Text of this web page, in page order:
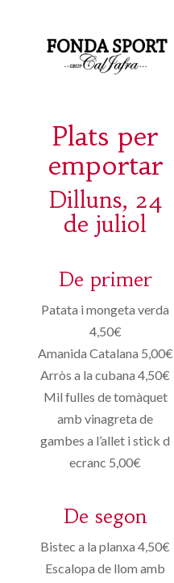
Plats per
emportar
Dilluns, 24
de juliol
De primer
Patata i mongeta verda
4,50€
Amanida Catalana 5,00€
Arròs a la cubana 4,50€
Mil fulles de tomàquet
amb vinagreta de
gambes a l’allet i stick d
ecranc 5,00€
De segon
Bistec a la planxa 4,50€
Escalopa de llom amb